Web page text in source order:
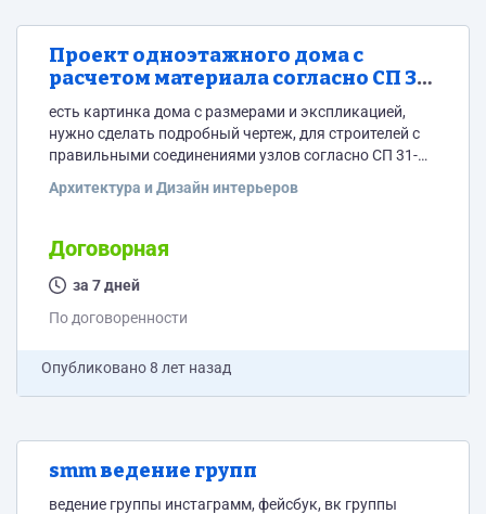
Проект одноэтажного дома с
расчетом материала согласно СП 31-
есть картинка дома с размерами и экспликацией,
нужно сделать подробный чертеж, для строителей с
правильными соединениями узлов согласно СП 31-
внутренней и наружной отделки.
Архитектура и Дизайн интерьеров
Договорная
за 7 дней
По договоренности
Опубликовано8 лет назад
smm ведение групп
ведение группы инстаграмм, фейсбук, вк группы